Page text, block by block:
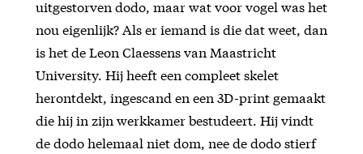
uitgestorven dodo, maar wat voor vogel was het
nou eigenlijk? Als er iemand is die dat weet, dan
is het de Leon Claessens van Maastricht
University. Hij heeft een compleet skelet
herontdekt, ingescand en een 3D-print gemaakt
die hij in zijn werkkamer bestudeert. Hij vindt
de dodo helemaal niet dom, nee de dodo stierf